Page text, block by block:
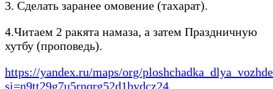
3. Сделать заранее омовение (тахарат).
4.Читаем 2 ракята намаза, а затем Праздничную
хутбу (проповедь).
https://yandex.ru/maps/org/
si=n9tt29g7u5rnqrg52d1bydcz24